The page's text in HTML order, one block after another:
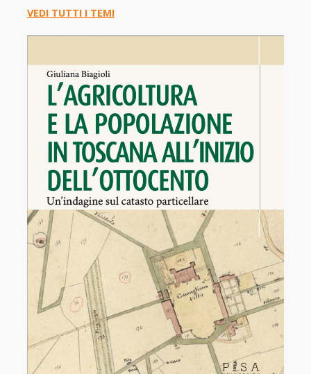
VEDI TUTTI I TEMI